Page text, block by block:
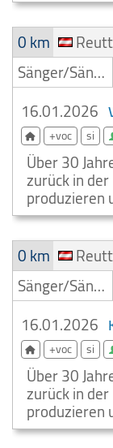
0 km
Sänger/Sängerin
16.01.2026
+voc si
Über 30
zurück in
produzieren
0 km
Sänger/Sängerin
16.01.2026
+voc si
Über 30
zurück in
produzieren